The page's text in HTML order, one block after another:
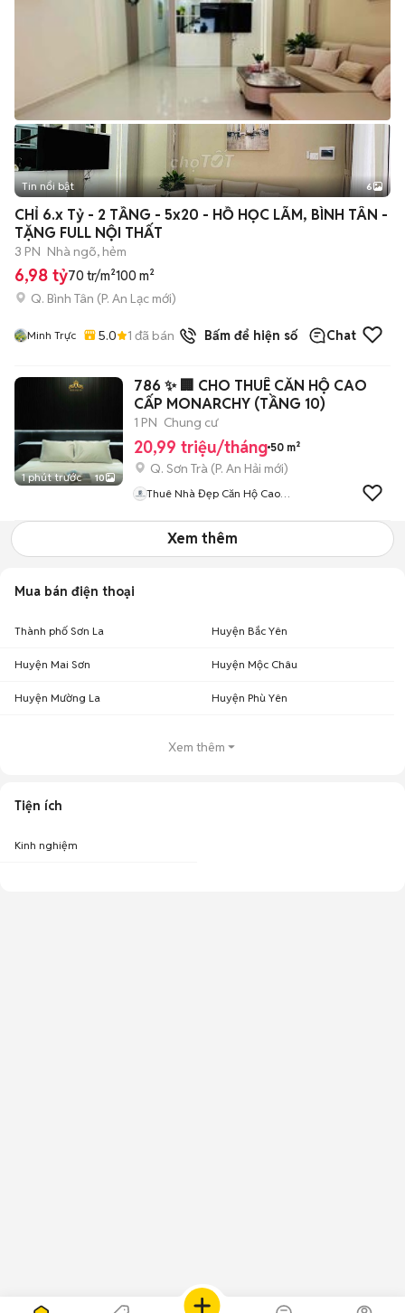
+2
Tin nổi bật 6
CHỈ 6.x Tỷ - 2 TẦNG - 5x20 - HỒ HỌC LÃM, BÌNH TÂN -
TẶNG FULL NỘI THẤT
3 PN Nhà ngõ, hẻm
6,98 tỷ70 tr/m²100 m²
Q. Bình Tân (P. An Lạc mới)
Minh Trực 5.0 1 đã bán Bấm để hiện số Chat
1 phút trước 10
786 ✨ 🏢 CHO THUÊ CĂN HỘ CAO
CẤP MONARCHY (TẦNG 10)
1 PN Chung cư
20,99 triệu/tháng 50 m²
Q. Sơn Trà (P. An Hải mới)
Thuê Nhà Đẹp Căn Hộ Cao
Xem thêm
Mua bán điện thoại
Thành phố Sơn La Huyện Bắc Yên
Huyện Mai Sơn Huyện Mộc Châu
Huyện Mường La Huyện Phù Yên
Xem thêm
Tiện ích
Kinh nghiệm